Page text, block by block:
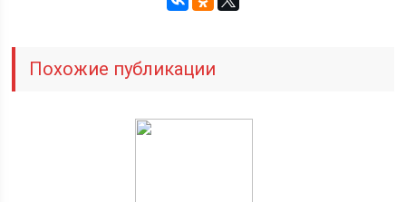
Похожие публикации